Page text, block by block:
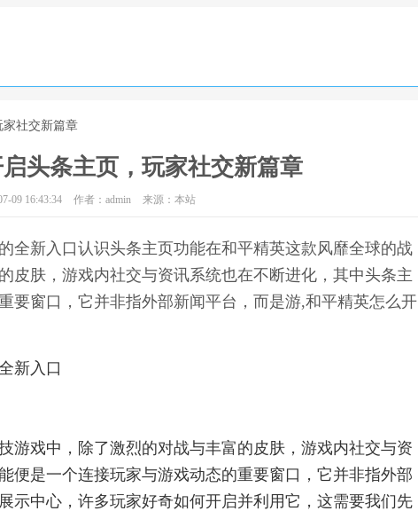
社交新篇章
头条主页，玩家社交新篇章
09 16:43:34 作者：admin 来源：本站
全新入口认识头条主页功能在和平精英这款风靡全球的战
皮肤，游戏内社交与资讯系统也在不断进化，其中头条主
要窗口，它并非指外部新闻平台，而是游,和平精英怎么开
新入口
游戏中，除了激烈的对战与丰富的皮肤，游戏内社交与资
便是一个连接玩家与游戏动态的重要窗口，它并非指外部
示中心，许多玩家好奇如何开启并利用它，这需要我们先